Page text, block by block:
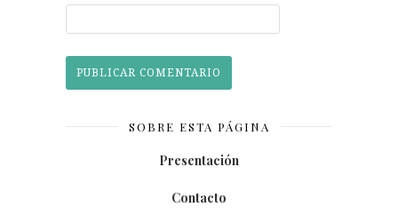
SOBRE ESTA PÁGINA
Presentación
Contacto